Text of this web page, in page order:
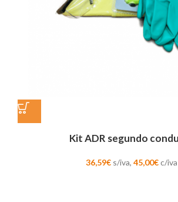
Kit ADR segundo
36,59€ s/iva, 45,00€c/iva